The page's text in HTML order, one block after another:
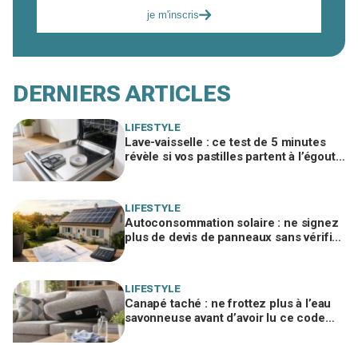
je m'inscris
DERNIERS ARTICLES
LIFESTYLE
Lave-vaisselle : ce test de 5 minutes
révèle si vos pastilles partent à l’égout
LIFESTYLE
Autoconsommation solaire : ne signez
plus de devis de panneaux sans vérifier
LIFESTYLE
Canapé taché : ne frottez plus à l’eau
savonneuse avant d’avoir lu ce code